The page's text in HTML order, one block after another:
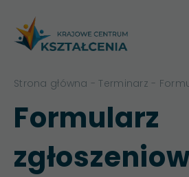
Strona główna -Terminarz -
Formularz